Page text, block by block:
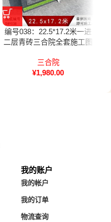
编号038：22.5*17.2米一进
二层青砖三合院全套施工图
三合院
¥1,980.00
我的账户
我的帐户
我的订单
物流查询